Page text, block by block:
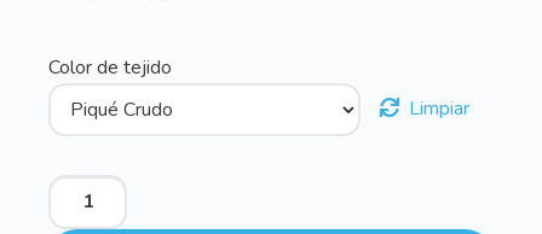
Color de tejido
Limpiar
Bajeras
Universales